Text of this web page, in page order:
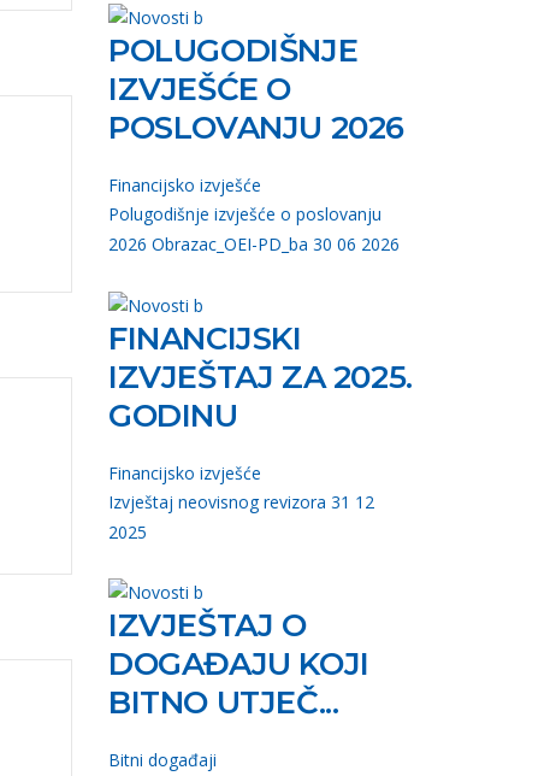
POLUGODIŠNJE
IZVJEŠĆE O
POSLOVANJU 2026
Financijsko izvješće
Polugodišnje izvješće o poslovanju
2026 Obrazac_OEI-PD_ba 30 06 2026
FINANCIJSKI
IZVJEŠTAJ ZA 2025.
GODINU
Financijsko izvješće
Izvještaj neovisnog revizora 31 12
2025
IZVJEŠTAJ O
DOGAĐAJU KOJI
BITNO UTJEČ...
Bitni događaji